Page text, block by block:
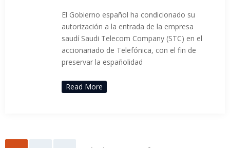
El Gobierno español ha condicionado su
autorización a la entrada de la empresa
saudí Saudi Telecom Company (STC) en el
accionariado de Telefónica, con el fin de
preservar la españolidad
Read More